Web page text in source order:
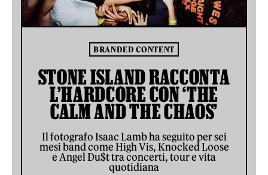
BRANDED CONTENT
STONE ISLAND RACCONTA
L’HARDCORE CON ‘THE
CALM AND THE CHAOS’
Il fotografo Isaac Lamb ha seguito per sei
mesi band come High Vis, Knocked Loose
e Angel Du$t tra concerti, tour e vita
quotidiana